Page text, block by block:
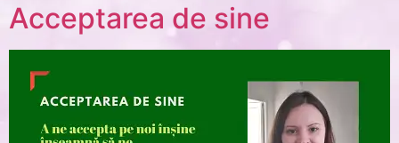
Acceptarea de sine